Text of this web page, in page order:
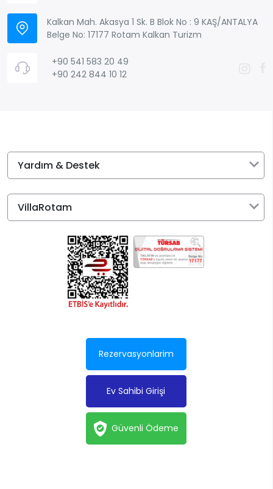
Kalkan Mah. Akasya 1 Sk. B Blok No : 9 KAŞ/ANTALYA
Belge No: 17177 Rotam Kalkan Turizm
+90 541 583 20 49
+90 242 844 10 12
Yardım & Destek
VillaRotam
Rezervasyonlarim
Ev Sahibi Girişi
Güvenli Ödeme